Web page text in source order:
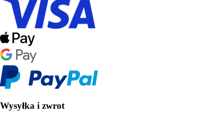
Wysyłka i zwrot